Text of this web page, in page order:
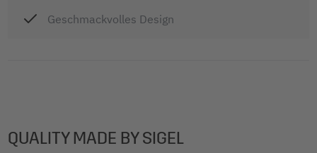
Geschmackvolles Design
QUALITY MADE BY SIGEL